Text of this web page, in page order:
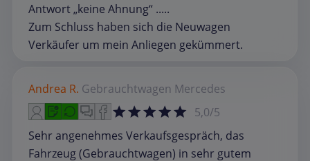
Antwort „keine Ahnung“ .....
Zum Schluss haben sich die Neuwagen
Verkäufer um mein Anliegen gekümmert.
Andrea R. Gebrauchtwagen Mercedes
5,0/5
Sehr angenehmes Verkaufsgespräch, das
Fahrzeug (Gebrauchtwagen) in sehr gutem